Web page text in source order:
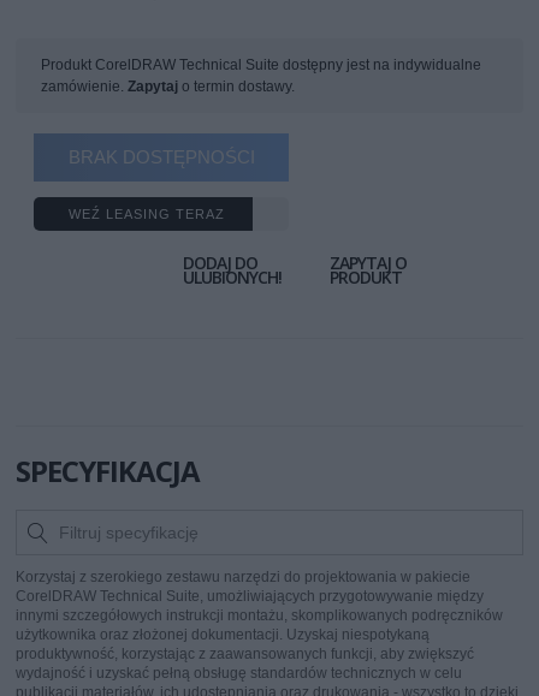
Produkt CorelDRAW Technical Suite dostępny jest na indywidualne
zamówienie.Zapytaj o termin dostawy.
BRAK DOSTĘPNOŚCI
WEŹ LEASING TERAZ
DODAJ DO
ULUBIONYCH!
ZAPYTAJ O
PRODUKT
SPECYFIKACJA
Korzystaj z szerokiego zestawu narzędzi do projektowania w pakiecie
CorelDRAW Technical Suite, umożliwiających przygotowywanie między
innymi szczegółowych instrukcji montażu, skomplikowanych podręczników
użytkownika oraz złożonej dokumentacji. Uzyskaj niespotykaną
produktywność, korzystając z zaawansowanych funkcji, aby zwiększyć
wydajność i uzyskać pełną obsługę standardów technicznych w celu
publikacji materiałów, ich udostępniania oraz drukowania - wszystko to dzięki